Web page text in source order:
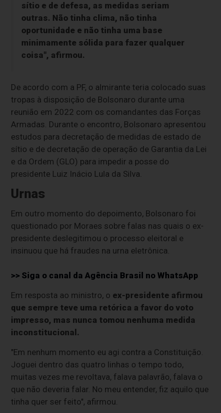
sítio e de defesa, as medidas seriam
outras. Não tinha clima, não tinha
oportunidade e não tinha uma base
minimamente sólida para fazer qualquer
coisa", afirmou.
De acordo com a PF, o almirante teria colocado suas
tropas à disposição de Bolsonaro durante uma
reunião em 2022 com os comandantes das Forças
Armadas. Durante o encontro, Bolsonaro apresentou
estudos para decretação de medidas de estado de
sítio e de decretação de operação de Garantia da Lei
e da Ordem (GLO) para impedir a posse do
presidente Luiz Inácio Lula da Silva.
Urnas
Em outro momento do depoimento, Bolsonaro foi
questionado por Moraes sobre falas nas quais o ex-
presidente deslegitimou o processo eleitoral e
insinuou que há fraudes na urna eletrônica.
>> Siga o canal daAgência Brasil no WhatsApp
Em resposta ao ministro, o ex-presidente afirmou
que sempre teve uma retórica a favor do voto
impresso, mas nunca tomou nenhuma medida
inconstitucional.
"Em nenhum momento eu agi contra a Constituição.
Joguei dentro das quatro linhas o tempo todo,
muitas vezes me revoltava, falava palavrão, falava o
que não deveria falar. No meu entender, fiz aquilo que
tinha quer ser feito", afirmou.